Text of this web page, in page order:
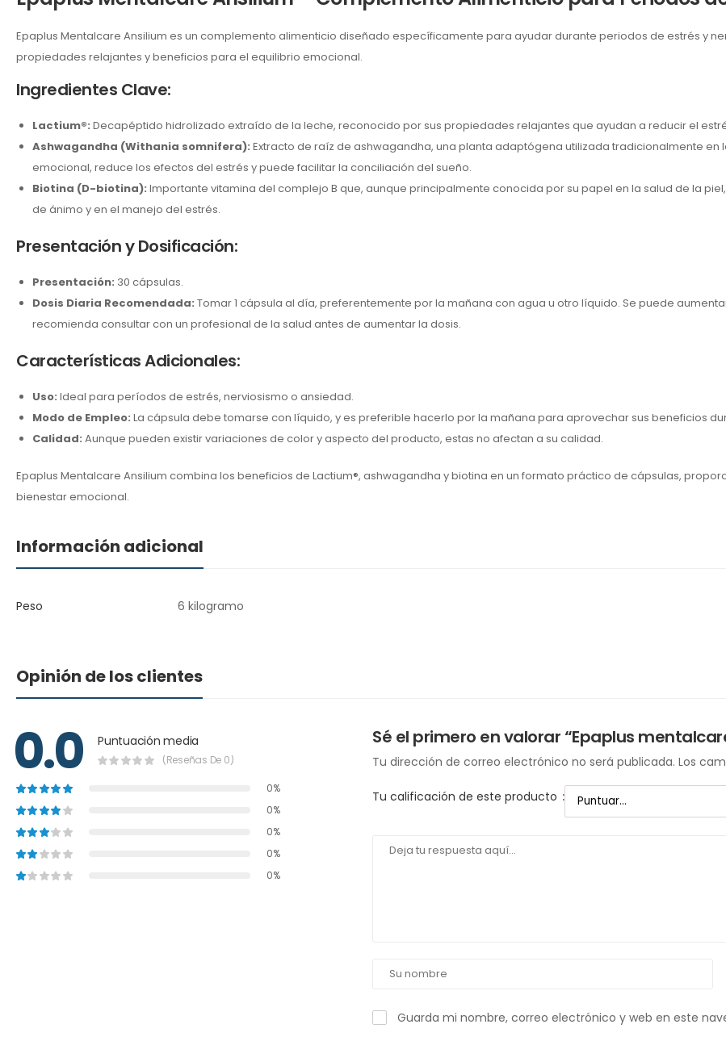
Epaplus Mentalcare Ansilium es un complemento alimenticio diseñado específicamente para ayudar durante periodos de estrés y
propiedades relajantes y beneficios para el equilibrio emocional.
Ingredientes Clave:
Lactium®: Decapéptido hidrolizado extraído de la leche, reconocido por sus propiedades relajantes que ayudan a reducir el
Ashwagandha (Withania somnifera): Extracto de raíz de ashwagandha, una planta adaptógena utilizada tradicionalmente
emocional, reduce los efectos del estrés y puede facilitar la conciliación del sueño.
Biotina (D-biotina): Importante vitamina del complejo B que, aunque principalmente conocida por su papel en la salud de la
de ánimo y en el manejo del estrés.
Presentación y Dosificación:
Presentación: 30 cápsulas.
Dosis Diaria Recomendada: Tomar 1 cápsula al día, preferentemente por la mañana con agua u otro líquido. Se puede
recomienda consultar con un profesional de la salud antes de aumentar la dosis.
Características Adicionales:
Uso: Ideal para períodos de estrés, nerviosismo o ansiedad.
Modo de Empleo: La cápsula debe tomarse con líquido, y es preferible hacerlo por la mañana para aprovechar sus beneficios
Calidad: Aunque pueden existir variaciones de color y aspecto del producto, estas no afectan a su calidad.
Epaplus Mentalcare Ansilium combina los beneficios de Lactium®, ashwagandha y biotina en un formato práctico de cápsulas,
bienestar emocional.
Información adicional
Peso 6 kilogramo
Opinión de los clientes
0.0 Puntuación media
(Reseñas De 0)
0%
0%
0%
0%
0%
Sé el primero en valorar “Epaplus
Tu dirección de correo electrónico no será publicada. Los
Tu calificación de este producto :
Guarda mi nombre, correo electrónico y web en este